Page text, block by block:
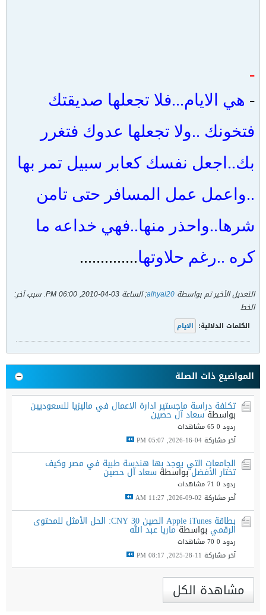
-
- هي الايام...فلا تجعلها صديقتك
فتخونك ..ولا تجعلها عدوك فتغرر
بك..اجعل نفسك كعابر سبيل تمر بها
..واعمل عمل المسافر حتى تامن
شرها..واحذر منها..فهي خداعه ما
كره ..رغم حلاوتها..............
التعديل الأخير تم بواسطة alhyal20; الساعة 03-04-2010, 06:00 PM
.سبب آخر:
الخط
الكلمات الدلالية: الايام
المواضيع ذات الصلة
تكلفة دراسة ماجستير ادارة الاعمال في ماليزيا للسعوديين
بواسطةسعاد آل حصين
ردود 0
65 مشاهدات
آخر مشاركة04-16-2026, 05:07 PM
الجامعات التي يوجد بها هندسة طبية في مصر وكيف
تختار الأفضلبواسطة سعاد آل حصين
ردود 0
71 مشاهدات
آخر مشاركة 02-09-2026, 11:27 AM
بطاقة Apple iTunes الصين 30 CNY: الحل الأمثل للمحتوى
الرقمي بواسطةماريا عبد الله
ردود 0
70 مشاهدات
آخر مشاركة 11-28-2025, 08:17 PM
مشاهدة الكل